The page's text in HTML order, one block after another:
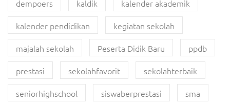
dempoers
kaldik
kalender akademik
kalender pendidikan
kegiatan sekolah
majalah sekolah
Peserta Didik Baru
ppdb
prestasi
sekolahfavorit
sekolahterbaik
seniorhighschool
siswaberprestasi
sma